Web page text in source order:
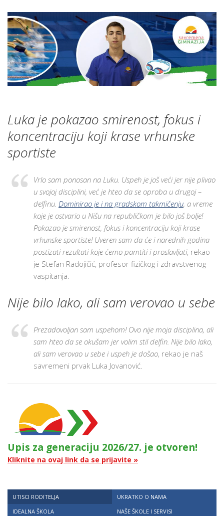
U
PLIVANJU
KATEGORIJI
I
SREDNJE
ŠKOLE
Luka je pokazao smirenost, fokus i
koncentraciju koji krase vrhunske
sportiste
Vrlo sam ponosan na Luku. Uspeh je još veći jer nije plivao
u svojoj disciplini, već je hteo da se oproba u drugoj –
delfinu. Dominirao je i na gradskom takmičenju, a vreme
koje je ostvario u Nišu na republičkom je bilo još bolje!
Pokazao je smirenost, fokus i koncentraciju koji krase
vrhunske sportiste! Uveren sam da će i narednih godina
postizati rezultati koje ćemo pamtiti i proslavljati, rekao
je Stefan Radojičić, profesor fizičkog i zdravstvenog
vaspitanja.
Nije bilo lako, ali sam verovao u sebe
Prezadovoljan sam uspehom! Ovo nije moja disciplina, ali
sam hteo da se okušam jer volim stil delfin. Nije bilo lako,
ali sam verovao u sebe i uspeh je došao, rekao je naš
savremeni prvak Luka Jovanović.
Upis za generaciju 2026/27. je otvoren!
Kliknite na ovaj link da se prijavite »
UTISCI RODITELJA
UKRATKO O NAMA
IDEALNA ŠKOLA
NAŠE ŠKOLE I SERVISI